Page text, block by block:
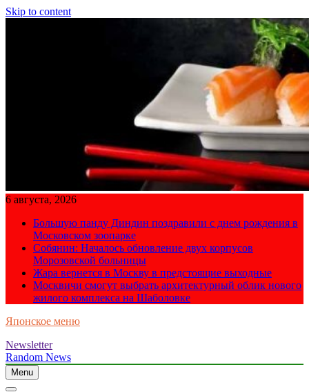
Skip to content
6 августа, 2026
Большую панду Диндин поздравили с днем рождения в
Московском зоопарке
Собянин: Началось обновление двух корпусов
Морозовской больницы
Жара вернется в Москву в предстоящие выходные
Москвичи смогут выбрать архитектурный облик нового
жилого комплекса на Шаболовке
Японское меню
Newsletter
Random News
Menu